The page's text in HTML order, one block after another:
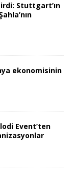
Stuttgart’ın
ekonomisinin
Event’ten